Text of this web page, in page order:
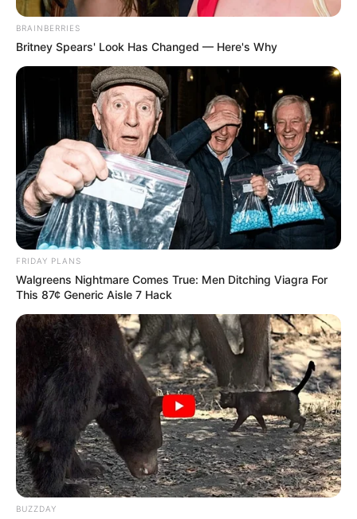
Im Sommer gehören auch Bademöglichkeiten zu den
Ausflugszielen.
Ausflugsziele und Sehenswürdigkeiten in
Neumarkt i. d. Oberpfalz, in Postbauer-Heng und
in Berg bzw. im Umkreis von rund 30 km:
Museum für historische Maybach-
Fahrzeuge in Neumarkt in der Oberpfalz
In dem modernen Museum werden
historische Automobile aus der Maybach-
Manufaktur ausgestellt. Dabei wird auch die Geschichte
der Firma Maybach nahe gebracht, die ursprünglich 1909
für den Luftschiffbau gegründet wurde. Außerdem gibt es
noch einen zweiten Ausstellungsbereich mit Fahrrädern
und Motorrädern, die einst in den hiesigen Express
Werken hergestellt wurden.
Lauf an der Pegnitz
BRAINBERRIES
Britney Spears' Look Has Changed — Here's Why
FRIDAY PLANS
Walgreens Nightmare Comes True: Men Ditching Viagra For
This 87¢ Generic Aisle 7 Hack
BUZZDAY